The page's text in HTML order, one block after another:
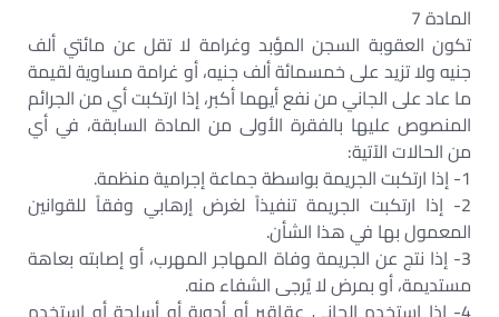
المادة 7
تكون العقوبة السجن المؤبد وغرامة لا تقل عن مائتي ألف
جنيه ولا تزيد على خمسمائة ألف جنيه، أو غرامة مساوية لقيمة
ما عاد على الجاني من نفع أيهما أكبر، إذا ارتكبت أي من الجرائم
المنصوص عليها بالفقرة الأولى من المادة السابقة، في أي
من الحالات الآتية:
1- إذا ارتكبت الجريمة بواسطة جماعة إجرامية منظمة.
2- إذا ارتكبت الجريمة تنفيذاً لغرض إرهابي وفقاً للقوانين
المعمول بها في هذا الشأن.
3- إذا نتج عن الجريمة وفاة المهاجر المهرب، أو إصابته بعاهة
مستديمة، أو بمرض لا يُرجى الشفاء منه.